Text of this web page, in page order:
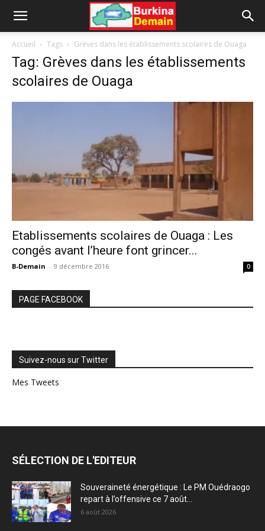
Accueil Tags Grèves dans les établissements scolaires de Ouaga
Tag: Grèves dans les établissements
scolaires de Ouaga
Etablissements scolaires de Ouaga : Les
congés avant l’heure font grincer...
B-Demain - 9 décembre 2016 0
PAGE FACEBOOK
Suivez-nous sur Twitter
Mes Tweets
SÉLECTION DE L'EDITEUR
Souveraineté énergétique : Le PM Ouédraogo
repart à l’offensive ce 7 août...
6 août 2026